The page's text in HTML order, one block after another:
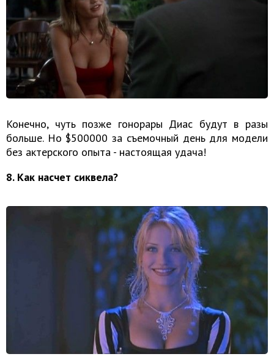
Конечно, чуть позже гонорары Диас будут в разы
больше. Но $500000 за съемочный день для модели
без актерского опыта - настоящая удача!
8. Как насчет сиквела?